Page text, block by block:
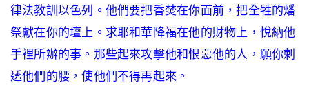
律法教訓以色列 。他們要把香焚在你面前，把全牲的燔
祭獻在你的壇上。求耶和華降福在他的財物上，悅納他
手裡所辦的事。那些起來攻擊他和恨惡他的人，願你刺
透他們的腰，使他們不得再起來。